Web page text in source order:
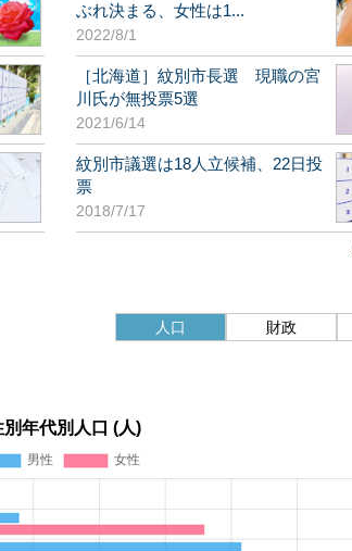
ぶれ決まる、女性は1...
2022/8/1
［北海道］紋別市長選 現職の宮
川氏が無投票5選
2021/6/14
紋別市議選は18人立候補、22日投
票
2018/7/17
人口 財政
別年代別人口 (人)